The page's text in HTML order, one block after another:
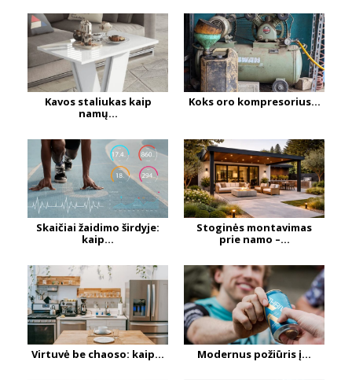
Kavos staliukas kaip
namų...
Koks oro kompresorius...
Skaičiai žaidimo širdyje:
kaip...
Stoginės montavimas
prie namo –...
Virtuvė be chaoso: kaip... Modernus požiūris į...